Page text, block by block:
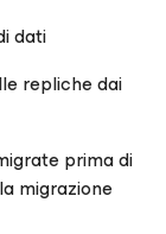
dati
repliche dai
prima di
migrazione